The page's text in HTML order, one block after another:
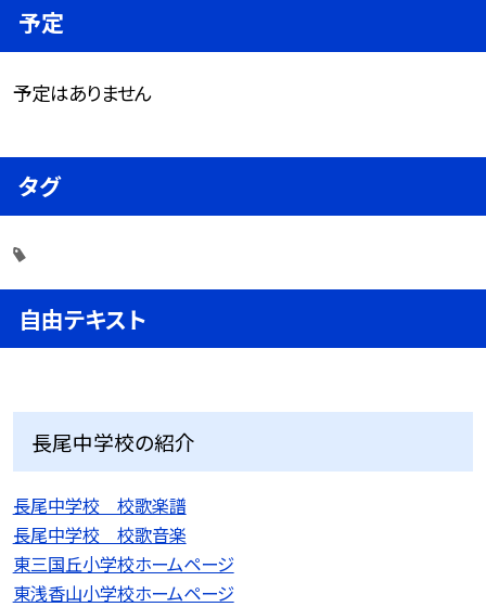
予定
予定はありません
タグ
自由テキスト
長尾中学校の紹介
長尾中学校 校歌楽譜
長尾中学校 校歌音楽
東三国丘小学校ホームページ
東浅香山小学校ホームページ